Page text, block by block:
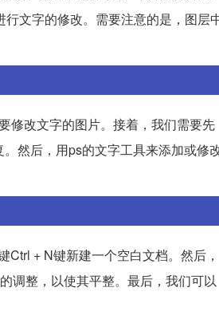
文字的修改。需要注意的是，图层
修改文字的图片。接着，我们需要先
然后，用ps的文字工具来添加或修
+ N键新建一个空白文档。然后，
调整，以使其平整。最后，我们可以